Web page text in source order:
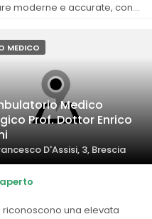
moderne e accurate, con
MEDICO
Medico
Prof. Dottor Enrico
D'Assisi, 3, Brescia